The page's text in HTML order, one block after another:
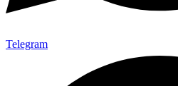
Telegram